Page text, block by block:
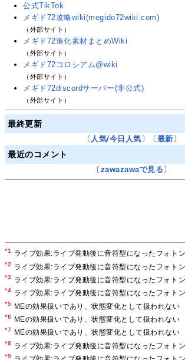
公式TikTok
メギド72攻略wiki(megido72wiki.com)
（外部サイト）
メギド72進化素材まとめWiki
（外部サイト）
メギド72コロシアム@wiki
（外部サイト）
メギド72discordサーバー(非公式)
（外部サイト）
最終更新
〔 人気/今日人気 〕〔 最新 〕
最近のコメント
〔 zawazawaで見る 〕
*1 ライブ効果:ライブ発動後に音符型になったフォト
*2 ライブ効果:ライブ発動後に音符型になったフォト
*3 ライブ効果:ライブ発動後に音符型になったフォト
*4 ライブ効果:ライブ発動後に音符型になったフォト
*5 MEの効果扱いであり、状態変化として扱われない
*6 MEの効果扱いであり、状態変化として扱われない
*7 MEの効果扱いであり、状態変化として扱われない
*8 ライブ効果:ライブ発動後に音符型になったフォト
*9